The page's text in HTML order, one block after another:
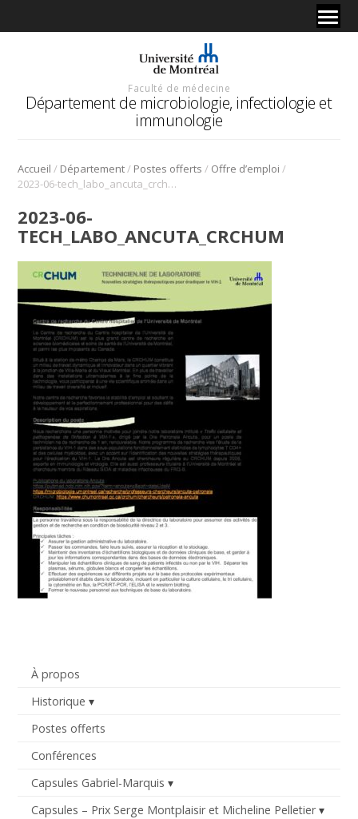
Faculté de médecine
Département de microbiologie, infectiologie et
immunologie
Accueil / Département/ Postes offerts / Offre d’emploi /
2023-06-tech_labo_ancuta_crchum
À propos
Historique
Postes offerts
Conférences
Capsules Gabriel-Marquis
Capsules – Prix Serge Montplaisir et Micheline Pelletier
2023-06-
TECH_LABO_ANCUTA_CRCHUM